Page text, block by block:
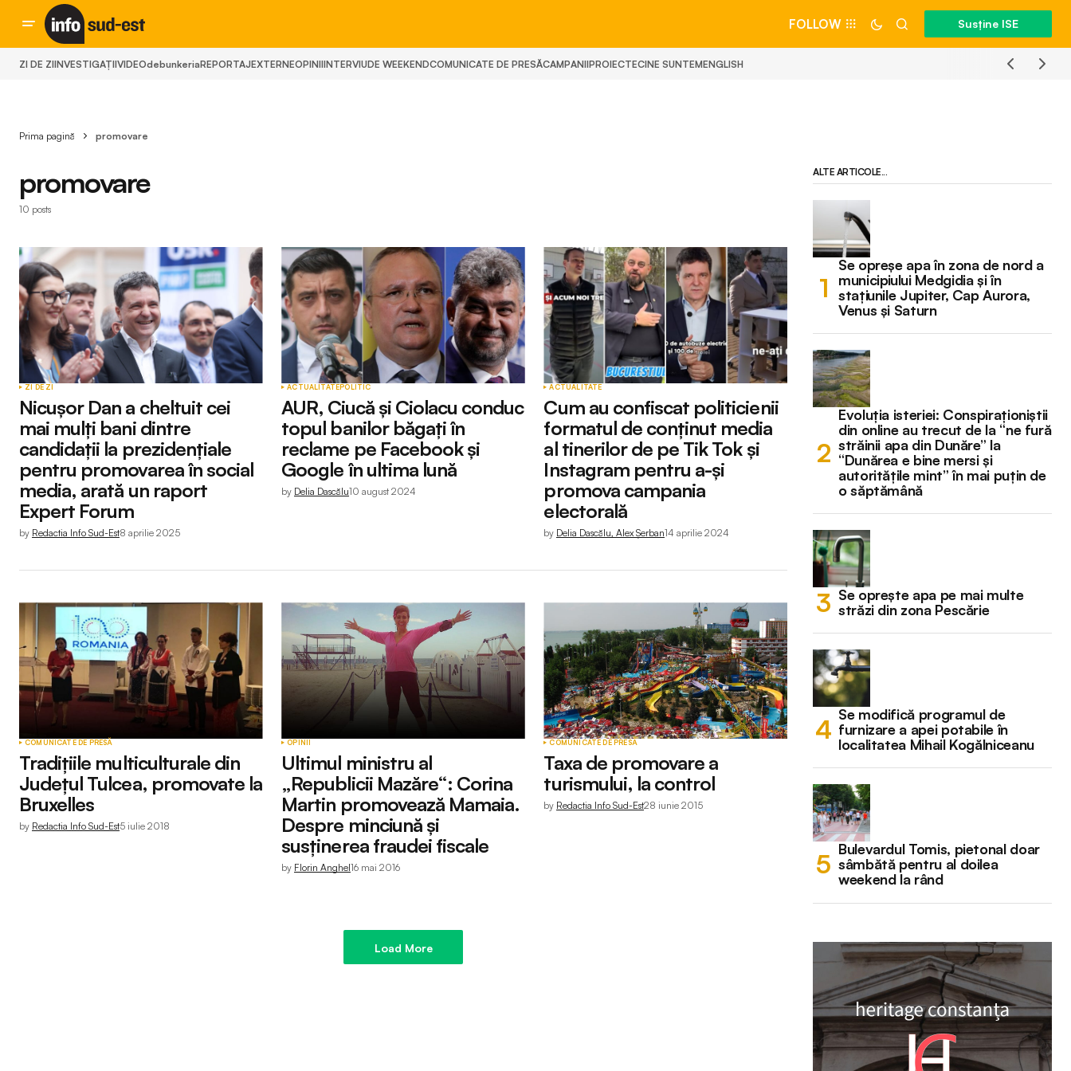
FOLLOW Susține ISE
ZI DE ZIINVESTIGAȚIIVIDEOdebunkeriaREPORTAJEXTERNEOPINIIINTERVIUDE WEEKENDCOMUNICATE DE PRESĂCAMPANIIPROIECTECINE SUNTEMENGLISH
Prima pagină promovare
promovare
10 posts
ZI DE ZI
Nicușor Dan a cheltuit cei
mai mulți bani dintre
candidații la prezidențiale
pentru promovarea în social
media, arată un raport
Expert Forum
by Redactia Info Sud-Est8 aprilie 2025
ACTUALITATEPOLITIC
AUR, Ciucă și Ciolacu conduc
topul banilor băgați în
reclame pe Facebook și
Google în ultima lună
by Delia Dascălu10 august 2024
ACTUALITATE
Cum au confiscat politicienii
formatul de conținut media
al tinerilor de pe Tik Tok și
Instagram pentru a-și
promova campania
electorală
by Delia Dascălu, Alex Șerban14 aprilie 2024
COMUNICATE DE PRESĂ
Tradițiile multiculturale din
Județul Tulcea, promovate la
Bruxelles
by Redactia Info Sud-Est5 iulie 2018
OPINII
Ultimul ministru al
„Republicii Mazăre“: Corina
Martin promovează Mamaia.
Despre minciună și
susținerea fraudei fiscale
by Florin Anghel16 mai 2016
COMUNICATE DE PRESĂ
Taxa de promovare a
turismului, la control
by Redactia Info Sud-Est28 iunie 2015
Load More
ALTE ARTICOLE...
Se opreșe apa în zona de nord a
municipiului Medgidia și în
stațiunile Jupiter, Cap Aurora,
Venus și Saturn
Evoluția isteriei: Conspiraționiștii
din online au trecut de la “ne fură
străinii apa din Dunăre” la
“Dunărea e bine mersi și
autoritățile mint” în mai puțin de
o săptămână
Se oprește apa pe mai multe
străzi din zona Pescărie
Se modifică programul de
furnizare a apei potabile în
localitatea Mihail Kogălniceanu
Bulevardul Tomis, pietonal doar
sâmbătă pentru al doilea
weekend la rând